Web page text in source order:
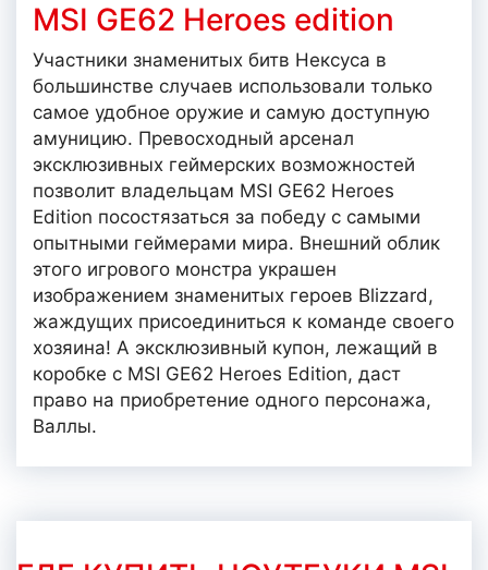
MSI GE62 Heroes edition
Участники знаменитых битв Нексуса в
большинстве случаев использовали только
самое удобное оружие и самую доступную
амуницию. Превосходный арсенал
эксклюзивных геймерских возможностей
позволит владельцам MSI GE62 Heroes
Edition посостязаться за победу с самыми
опытными геймерами мира. Внешний облик
этого игрового монстра украшен
изображением знаменитых героев Blizzard,
жаждущих присоединиться к команде своего
хозяина! А эксклюзивный купон, лежащий в
коробке с MSI GE62 Heroes Edition, даст
право на приобретение одного персонажа,
Валлы.